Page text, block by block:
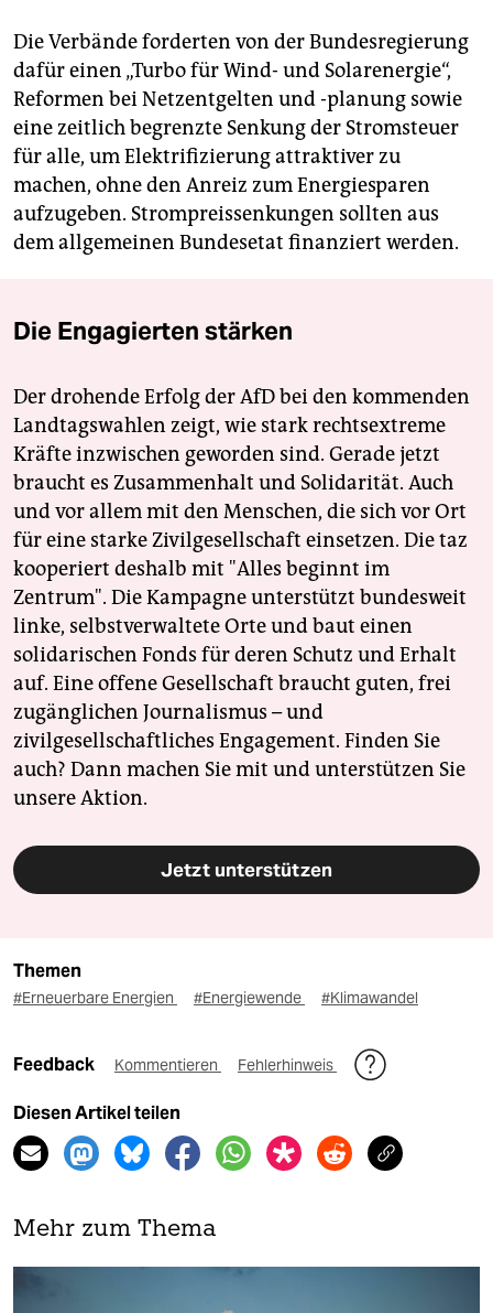
Die Verbände forderten von der Bundesregierung
dafür einen „Turbo für Wind- und Solarenergie“,
Reformen bei Netzentgelten und -planung sowie
eine zeitlich begrenzte Senkung der Stromsteuer
für alle, um Elektrifizierung attraktiver zu
machen, ohne den Anreiz zum Energiesparen
aufzugeben. Strompreissenkungen sollten aus
dem allgemeinen Bundesetat finanziert werden.
Die Engagierten stärken
Der drohende Erfolg der AfD bei den kommenden
Landtagswahlen zeigt, wie stark rechtsextreme
Kräfte inzwischen geworden sind. Gerade jetzt
braucht es Zusammenhalt und Solidarität. Auch
und vor allem mit den Menschen, die sich vor Ort
für eine starke Zivilgesellschaft einsetzen. Die taz
kooperiert deshalb mit "Alles beginnt im
Zentrum". Die Kampagne unterstützt bundesweit
linke, selbstverwaltete Orte und baut einen
solidarischen Fonds für deren Schutz und Erhalt
auf. Eine offene Gesellschaft braucht guten, frei
zugänglichen Journalismus – und
zivilgesellschaftliches Engagement. Finden Sie
auch? Dann machen Sie mit und unterstützen Sie
unsere Aktion.
Jetzt unterstützen
Themen
#Erneuerbare Energien #Energiewende #Klimawandel
Feedback Kommentieren Fehlerhinweis
Diesen Artikel teilen
Mehr zum Thema